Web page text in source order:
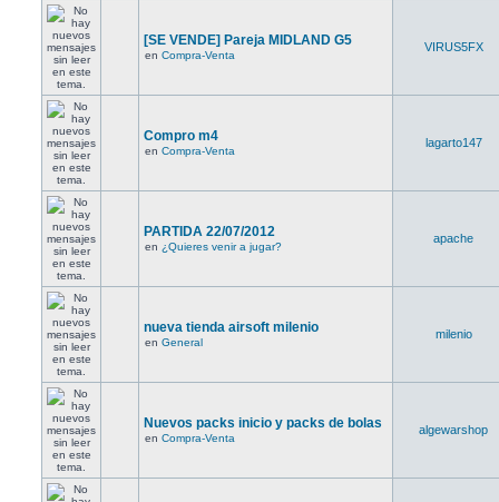
[SE VENDE] Pareja MIDLAND G5
en Compra-Venta
VIRUS5FX
Compro m4
en Compra-Venta
lagarto147
PARTIDA 22/07/2012
en ¿Quieres venir a jugar?
apache
nueva tienda airsoft milenio
en General
milenio
Nuevos packs inicio y packs de bolas
en Compra-Venta
algewarshop